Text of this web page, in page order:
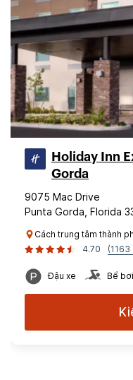
Holiday Inn
Gorda
9075 Mac Drive
Punta Gorda, Florida
Cách trung tâm thành
4.70
Đậu xe Bể bơi